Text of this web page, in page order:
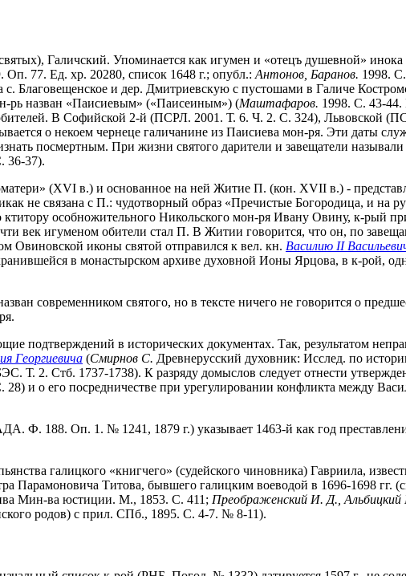
Галичский. Упоминается как игумен и «отецъ душевной»
77. Ед. хр. 20280, список 1648 г.; опубл.: Антонов, Баранов. 1998.
Благовещенское и дер. Дмитриевскую с пустошами в Галиче
рь назван «Паисиевым» («Паисеиным») (Маштафаров. 1998. С. 43-44.
В Софийской 2-й (ПСРЛ. 2001. Т. 6. Ч. 2. С. 324), Львовской
о некоем чернеце галичанине из Паисиева мон-ря. Эти даты
посмертным. При жизни святого дарители и завещатели
36-37).
(XVI в.) и основанное на ней Житие П. (кон. XVII в.) -
не связана с П.: чудотворный образ «Пречистые Богородица, и на
ктитору особножительного Никольского мон-ря Ивану Овину, к-рый
век игуменом обители стал П. В Житии говорится, что он, по
Овиновской иконы святой отправился к вел. кн. Василию II
в монастырском архиве духовной Ионы Ярцова, в к-рой,
современником святого, но в тексте ничего не говорится о
подтверждений в исторических документах. Так, результатом
Георгиевича (Смирнов С. Древнерусский духовник: Исслед. по
Т. 2. Стб. 1737-1738). К разряду домыслов следует отнести
и о его посредничестве при урегулировании конфликта между
Ф. 188. Оп. 1. № 1241, 1879 г.) указывает 1463-й как год
галицкого «книгчего» (судейского чиновника) Гавриила,
Парамоновича Титова, бывшего галицким воеводой в 1696-1698 гг.
Мин-ва юстиции. М., 1853. С. 411; Преображенский И. Д.,
родов) с прил. СПб., 1895. С. 4-7. № 8-11).